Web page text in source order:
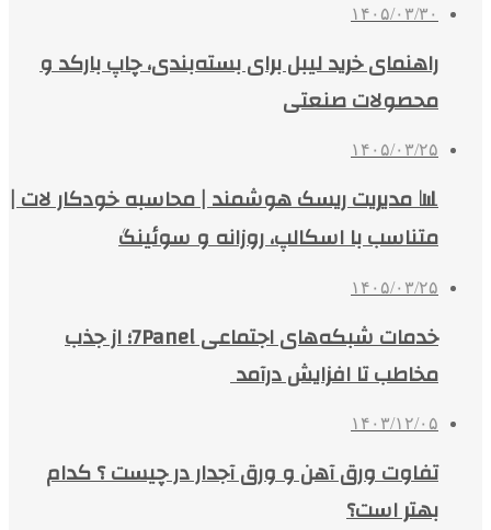
۱۴۰۵/۰۳/۳۰
راهنمای خرید لیبل برای بسته‌بندی، چاپ بارکد و
محصولات صنعتی
۱۴۰۵/۰۳/۲۵
📊 مدیریت ریسک هوشمند | محاسبه خودکار لات |
متناسب با اسکالپ، روزانه و سوئینگ
۱۴۰۵/۰۳/۲۵
خدمات شبکه‌های اجتماعی 7Panel؛ از جذب
مخاطب تا افزایش درآمد
۱۴۰۳/۱۲/۰۵
تفاوت ورق آهن و ورق آجدار در چیست ؟ کدام
بهتر است؟